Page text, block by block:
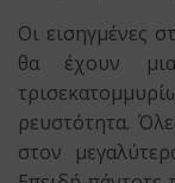
Οι εισηγμένες
θα έχουν
ρευστότητα.
στον